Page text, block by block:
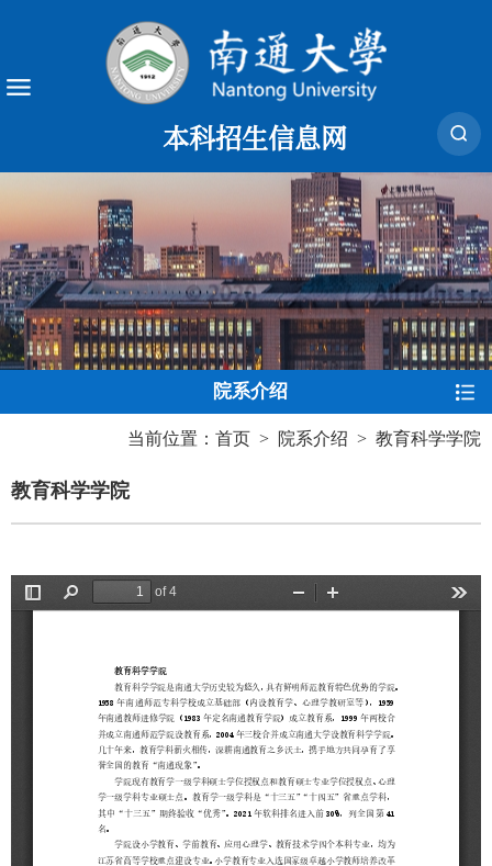
本科招生信息网
院系介绍
当前位置： 首页 > 院系介绍 > 教育科学学院
教育科学学院